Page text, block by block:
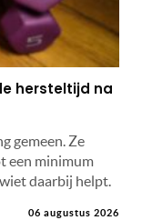
hersteltijd na
gemeen. Ze
een minimum
daarbij helpt.
06 augustus 2026